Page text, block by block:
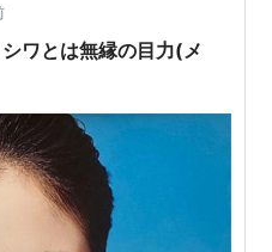
が入る分、右側が脱力し
が滑舌…
ワとは無縁の目力(メ